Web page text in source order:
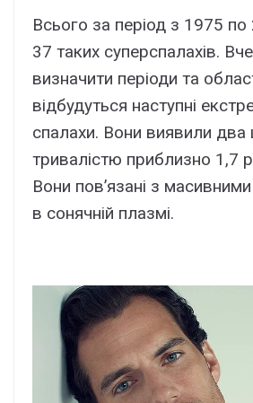
Всього за період з 1975 по
37 таких суперспалахів.
визначити періоди та
відбудуться наступні
спалахи. Вони виявили два
тривалістю приблизно 1,7
Вони пов’язані з
в сонячній плазмі.